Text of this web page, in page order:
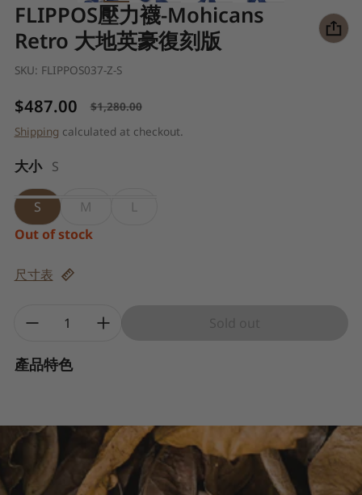
FLIPPOS壓力襪-Mohicans
Retro 大地英豪復刻版
SKU: FLIPPOS037-Z-S
Sale price
$487.00
Regular price$1,280.00
Shipping calculated at checkout.
大小 S
S M
L
Out of stock
尺寸表
Quantity:
產品特色